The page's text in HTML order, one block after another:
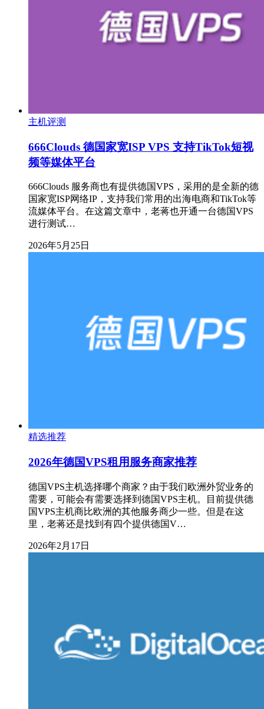
主机评测
666Clouds 德国家宽ISP VPS 支持TikTok短视
频等媒体平台
666Clouds 服务商也有提供德国VPS，采用的是全新的德
国家宽ISP网络IP，支持我们常用的出海电商和TikTok等
流媒体平台。在这篇文章中，老蒋也开通一台德国VPS
进行测试…
2026年5月25日
精选推荐
2026年德国VPS租用服务商家推荐
德国VPS主机选择哪个商家？由于我们欧洲外贸业务的
需要，可能会有需要选择到德国VPS主机。目前提供德
国VPS主机商比欧洲的其他服务商少一些。但是在这
里，老蒋还是找到有四个提供德国V…
2026年2月17日